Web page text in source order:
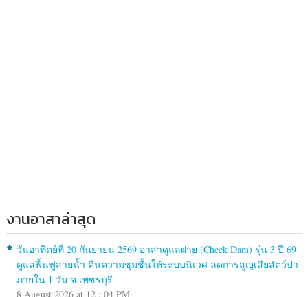
งานอาสาล่าสุด
วันอาทิตย์ที่ 20 กันยายน 2569 อาสาดูแลฝาย (Check Dam) รุ่น 3 ปี 69
ดูแลฟื้นฟูสายน้ำ คืนความชุมชื้นให้ระบบนิเวศ ลดการสูญเสียสัตว์ป่า
ภายใน 1 วัน จ.เพชรบุรี
8 August 2026 at 12 : 04 PM